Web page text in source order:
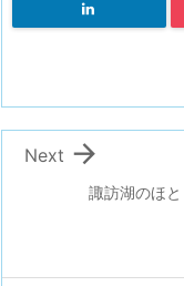
諏訪湖のほ

Next